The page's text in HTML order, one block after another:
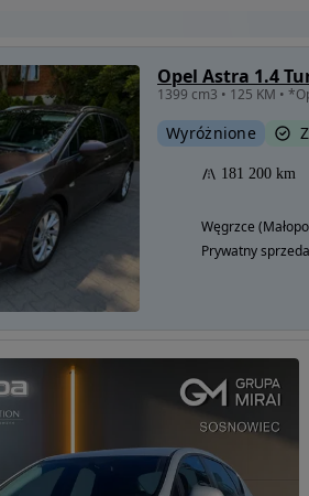
Opel Astra 1.4
1399 cm3 • 125 KM •
Wyróżnione
181 200 km
Węgrzce
Prywatny